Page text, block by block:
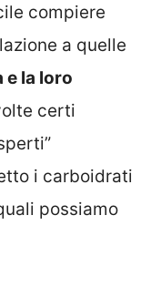
compiere
a quelle
e la loro
certi
i carboidrati
possiamo